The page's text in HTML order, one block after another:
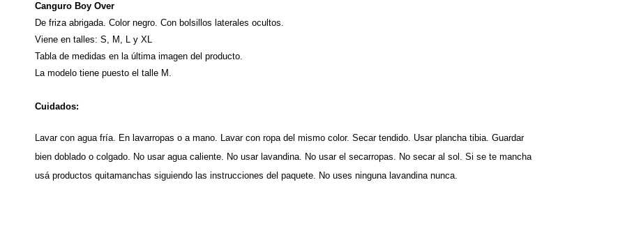
Canguro Boy Over
De friza abrigada. Color negro. Con bolsillos laterales ocultos.
Viene en talles: S, M, L y XL
Tabla de medidas en la última imagen del producto.
La modelo tiene puesto el talle M.
Cuidados:
Lavar con agua fría. En lavarropas o a mano. Lavar con ropa del mismo color. Secar tendido. Usar plancha tibia. Guardar
bien doblado o colgado. No usar agua caliente. No usar lavandina. No usar el secarropas. No secar al sol. Si se te mancha
usá productos quitamanchas siguiendo las instrucciones del paquete. No uses ninguna lavandina nunca.